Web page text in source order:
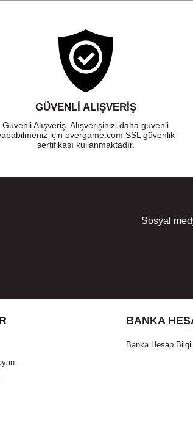
GÜVENLI ALIŞVERIŞ
Güvenli Alışveriş. Alışverişinizi daha güvenli
için overgame.com SSL güvenlik
sertifikası kullanmaktadır.
Sosyal
BANKA
Banka Hesap